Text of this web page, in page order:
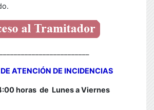
ATENCIÓN DE INCIDENCIAS
horas de Lunes a Viernes